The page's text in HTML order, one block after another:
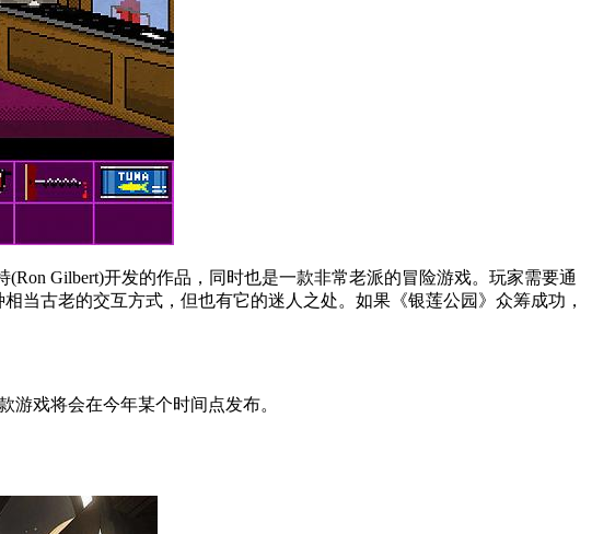
Gilbert)开发的作品，同时也是一款非常老派的冒险游戏。玩家需要通
当古老的交互方式，但也有它的迷人之处。如果《银莲公园》众筹成功，
戏将会在今年某个时间点发布。